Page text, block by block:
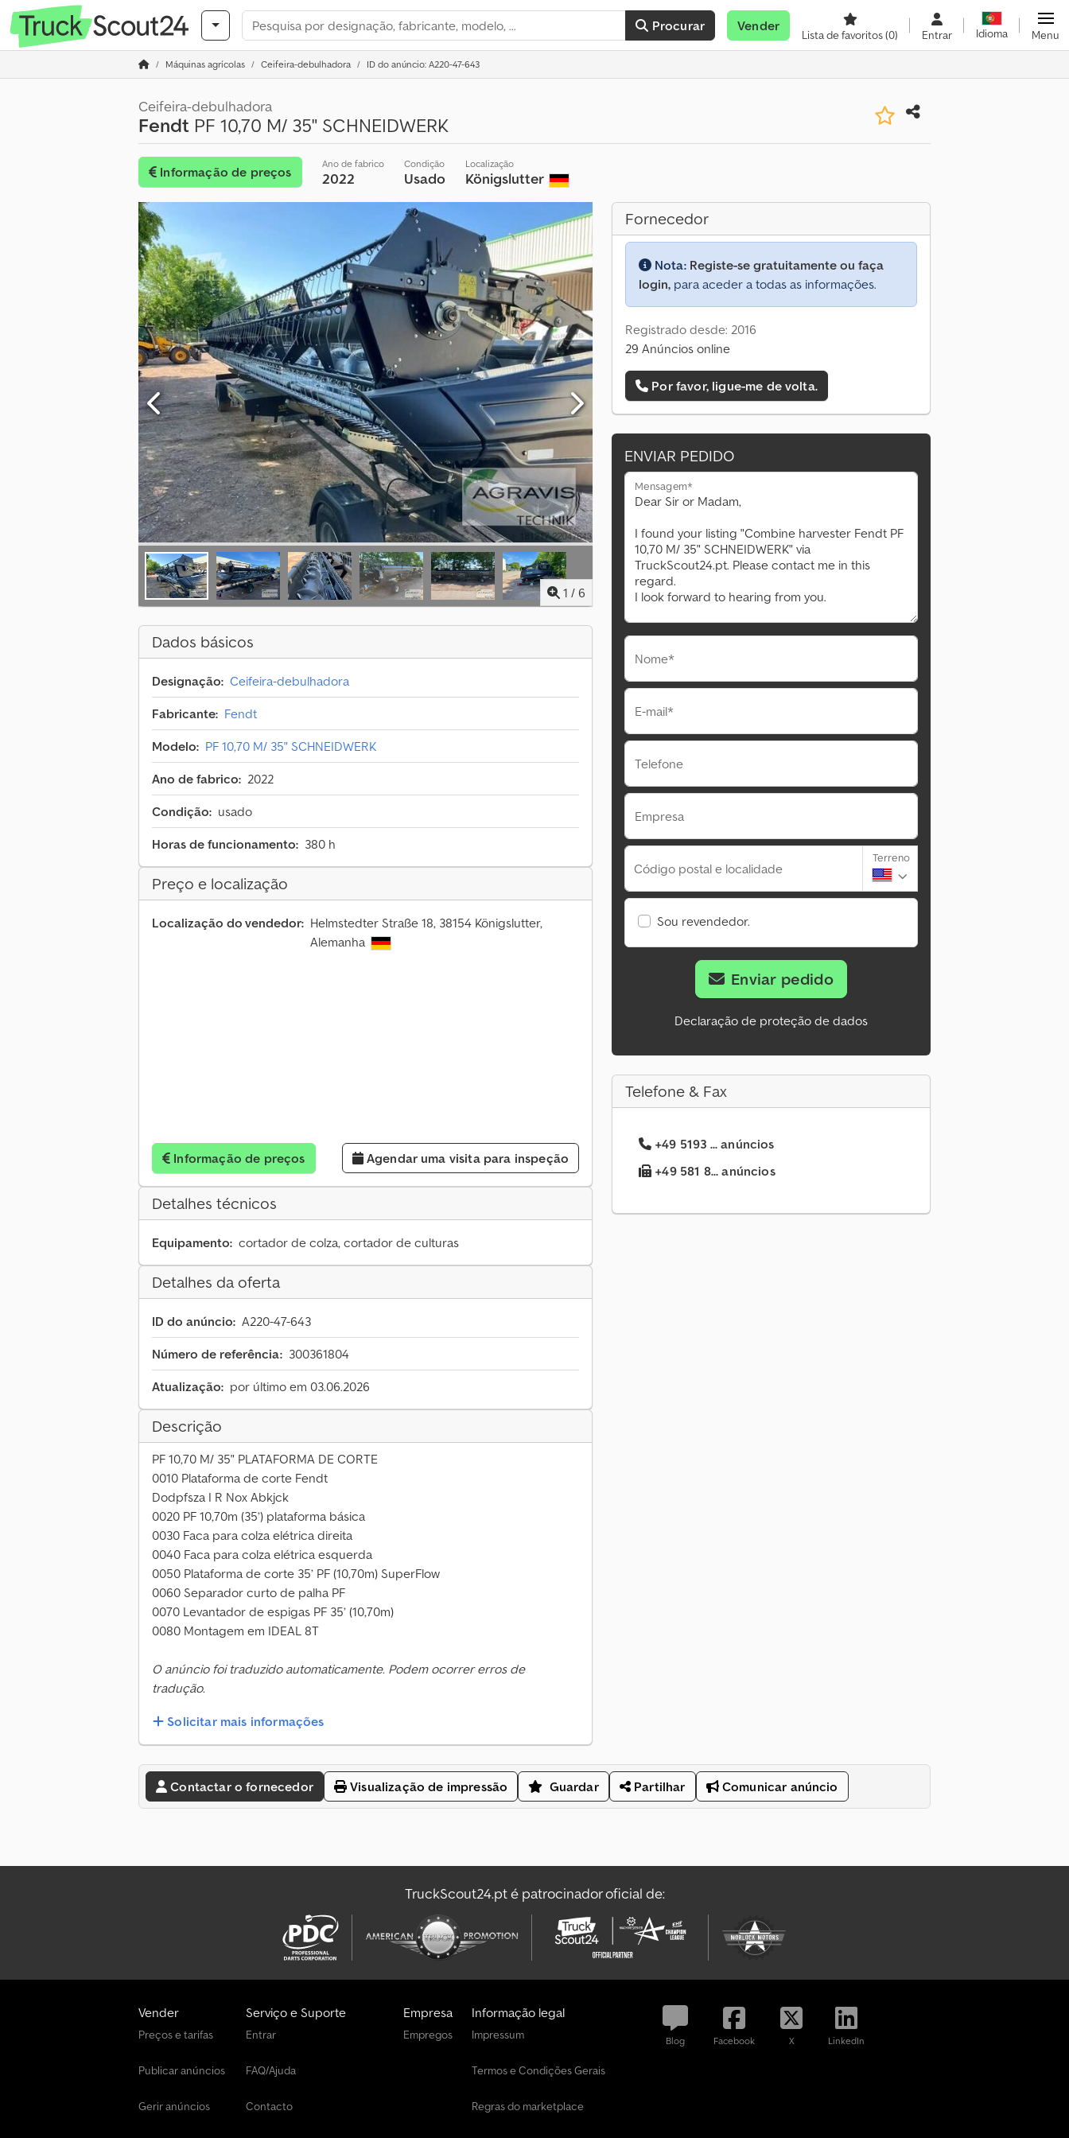
Procurar Vender
Lista de favoritos(0) Entrar Idioma Menu
Máquinas agrícolas Ceifeira-debulhadora ID do anúncio: A220-47-643
Ceifeira-debulhadora
Fendt PF 10,70 M/ 35" SCHNEIDWERK
Informação de preços
Ano de fabrico
2022
Condição
Usado
Localização
Königslutter
1 / 6
Dados básicos
Designação: Ceifeira-debulhadora
Fabricante: Fendt
Modelo: PF 10,70 M/ 35" SCHNEIDWERK
Ano de fabrico: 2022
Condição: usado
Horas de funcionamento: 380 h
Preço e localização
Localização do vendedor: Helmstedter Straße 18, 38154 Königslutter,
Alemanha
Informação de preços Agendar uma visita para inspeção
Detalhes técnicos
Equipamento: cortador de colza, cortador de culturas
Detalhes da oferta
ID do anúncio: A220-47-643
Número de referência: 300361804
Atualização: por último em 03.06.2026
Descrição
PF 10,70 M/ 35" PLATAFORMA DE CORTE
0010 Plataforma de corte Fendt
Dodpfsza I R Nox Abkjck
0020 PF 10,70m (35’) plataforma básica
0030 Faca para colza elétrica direita
0040 Faca para colza elétrica esquerda
0050 Plataforma de corte 35’ PF (10,70m) SuperFlow
0060 Separador curto de palha PF
0070 Levantador de espigas PF 35’ (10,70m)
0080 Montagem em IDEAL 8T
O anúncio foi traduzido automaticamente. Podem ocorrer erros de
tradução.
Solicitar mais informações
Fornecedor
Nota: Registe-se gratuitamente ou faça
login, para aceder a todas as informações.
Registrado desde: 2016
29 Anúncios online
Por favor, ligue-me de volta.
ENVIAR PEDIDO
Mensagem*
Nome*
E-mail*
Telefone
Empresa
Código postal e localidade
Terreno
Sou revendedor.
Enviar pedido
Declaração de proteção de dados
Telefone & Fax
+49 5193 ... anúncios
+49 581 8... anúncios
Contactar o fornecedor Visualização de impressão Guardar Partilhar Comunicar anúncio
TruckScout24.pt é patrocinador oficial de:
Vender
Preços e tarifas
Publicar anúncios
Gerir anúncios
Serviço e Suporte
Entrar
FAQ/Ajuda
Contacto
Empresa
Empregos
Informação legal
Impressum
Termos e Condições Gerais
Regras do marketplace
Blog Facebook X LinkedIn